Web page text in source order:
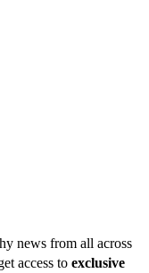
news from all across
access to exclusive